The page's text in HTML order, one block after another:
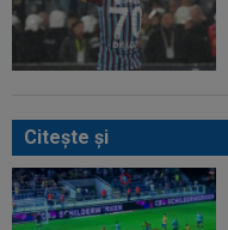
Citeşte şi